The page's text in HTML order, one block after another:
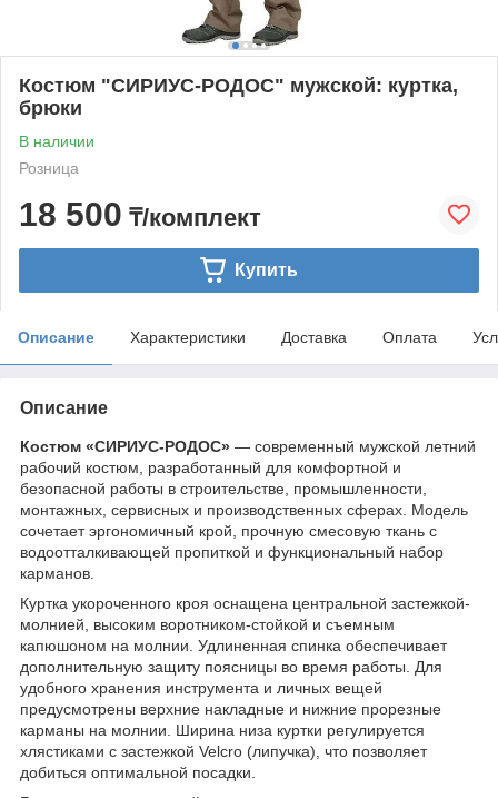
Костюм "СИРИУС-РОДОС" мужской: куртка,
брюки
В наличии
Розница
18 500 ₸/комплект
Купить
Описание Характеристики Доставка Оплата
Описание
Костюм «СИРИУС-РОДОС» — современный мужской летний
рабочий костюм, разработанный для комфортной и
безопасной работы в строительстве, промышленности,
монтажных, сервисных и производственных сферах. Модель
сочетает эргономичный крой, прочную смесовую ткань с
водоотталкивающей пропиткой и функциональный набор
карманов.
Куртка укороченного кроя оснащена центральной застежкой-
молнией, высоким воротником-стойкой и съемным
капюшоном на молнии. Удлиненная спинка обеспечивает
дополнительную защиту поясницы во время работы. Для
удобного хранения инструмента и личных вещей
предусмотрены верхние накладные и нижние прорезные
карманы на молнии. Ширина низа куртки регулируется
хлястиками с застежкой Velcro (липучка), что позволяет
добиться оптимальной посадки.